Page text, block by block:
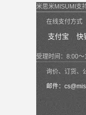
米思米MISUMI支
在线支付方式
支付宝 快
受理时间：8:00～
询价、订货、
邮件：